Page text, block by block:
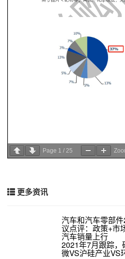
Page 1 / 25
更多资讯
汽车和汽车零部
议点评：政策+市
汽车销量上行
2021年7月跟踪，
微VS沪硅产业VS